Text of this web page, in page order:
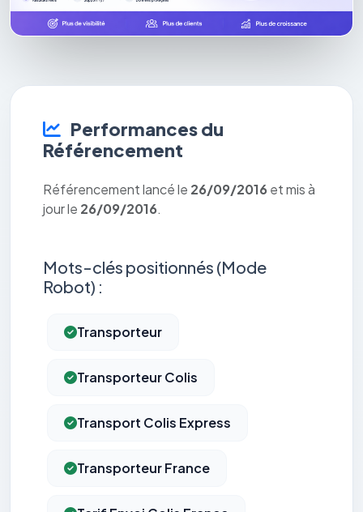
Performances du
Référencement
Référencement lancé le 26/09/2016 et mis à
jour le 26/09/2016.
Mots-clés positionnés (Mode
Robot) :
Transporteur
Transporteur Colis
Transport Colis Express
Transporteur France